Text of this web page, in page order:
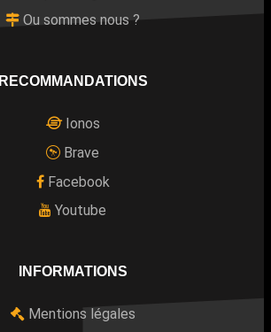
Ou sommes nous ?
RECOMMANDATIONS
Ionos
Brave
Facebook
Youtube
INFORMATIONS
Mentions légales